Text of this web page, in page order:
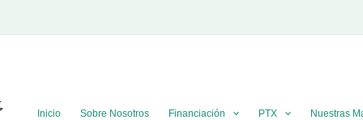
Inicio Sobre Nosotros Financiación PTX Nuestras